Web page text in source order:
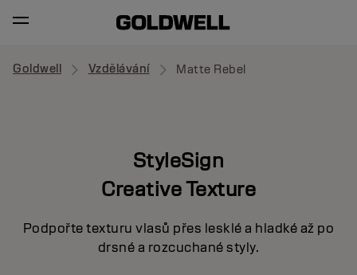
Goldwell Vzdělávání Matte Rebel
StyleSign
Creative Texture
Podpořte texturu vlasů přes lesklé a hladké až po
drsné a rozcuchané styly.